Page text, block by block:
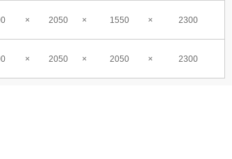
2050 1550 2300
2050 2050 2300